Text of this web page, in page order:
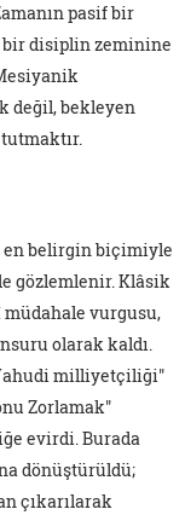
pasif bir
bir disiplin zeminine
değil, bekleyen
en belirgin biçimiyle
gözlemlenir. Klâsik
vurgusu,
olarak kaldı.
milliyetçiliği"
Zorlamak"
evirdi. Burada
dönüştürüldü;
çıkarılarak